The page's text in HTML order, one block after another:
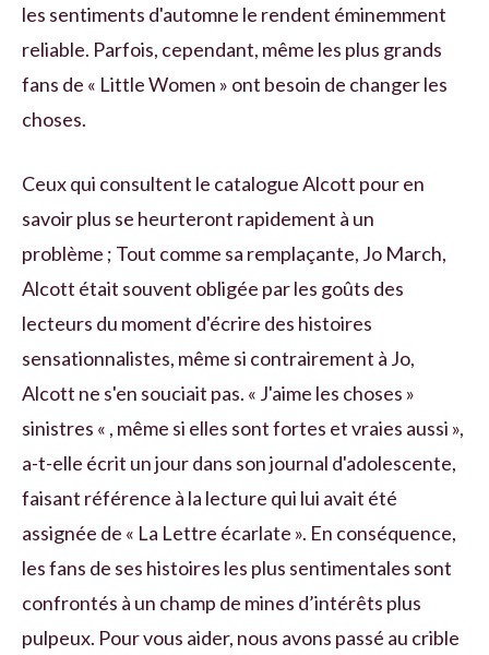
les sentiments d'automne le rendent éminemment
reliable. Parfois, cependant, même les plus grands
fans de « Little Women » ont besoin de changer les
choses.
Ceux qui consultent le catalogue Alcott pour en
savoir plus se heurteront rapidement à un
problème ; Tout comme sa remplaçante, Jo March,
Alcott était souvent obligée par les goûts des
lecteurs du moment d'écrire des histoires
sensationnalistes, même si contrairement à Jo,
Alcott ne s'en souciait pas. « J'aime les choses »
sinistres « , même si elles sont fortes et vraies aussi »,
a-t-elle écrit un jour dans son journal d'adolescente,
faisant référence à la lecture qui lui avait été
assignée de « La Lettre écarlate ». En conséquence,
les fans de ses histoires les plus sentimentales sont
confrontés à un champ de mines d’intérêts plus
pulpeux. Pour vous aider, nous avons passé au crible